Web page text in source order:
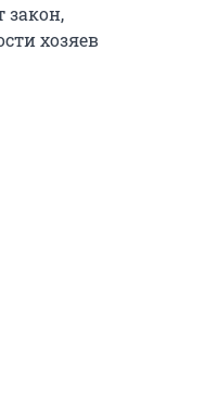
закон,
хозяев